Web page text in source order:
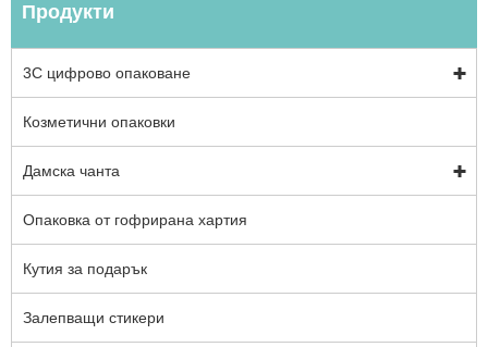
Продукти
3C цифрово опаковане
Козметични опаковки
Дамска чанта
Опаковка от гофрирана хартия
Кутия за подарък
Залепващи стикери